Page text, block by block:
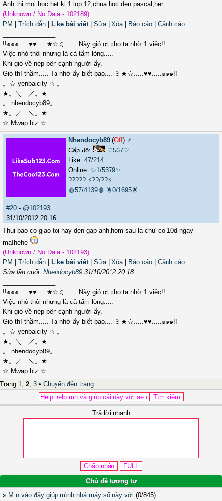
Anh thi moi hoc het ki 1 lop 12,chua hoc den pascal,her
(Unknown / No Data - 102189)
PM
Trích dẫn Like bài viết| Sửa| Xóa| Báo cáo
Cảnh cáo
!!๑๑๑.....♥♥.....★☆ミ ......Này gió ơi cho ta nhờ 1 việc!!
Việc nhỏ thôi nhưng là cả tấm lòng.....
Khi gió về nép bên cạnh người ấy,
Gió thì thầm..... Ta nhớ ấy biết bao.... ミ★☆.....♥♥.....๑๑๑!!
。☆ yenbaicity ☆ 。
★。＼｜／。★
。 nhendocyb89。
★。／｜＼。★
☆ Mwap.biz ☆
Nhendocyb89 (Off) ♂️
Cấp độ:
♡567♡
Like: 47/214
Online: ✨1/5379✨
????? ⚡??/??⚡
🩸57/4139🩸 🌟0/1695🌟
#20 - @102193
31/10/2012 20:16
Thui bao co giao toi nay den gap anh,hom sau la chu' co 10d ngay
ma!hehe
(Unknown / No Data - 102193)
PM
Trích dẫn Like bài viết| Sửa| Xóa| Báo cáo
Cảnh cáo
Sửa lần cuối: Nhendocyb89 31/10/2012 20:18
!!๑๑๑.....♥♥.....★☆ミ ......Này gió ơi cho ta nhờ 1 việc!!
Việc nhỏ thôi nhưng là cả tấm lòng.....
Khi gió về nép bên cạnh người ấy,
Gió thì thầm..... Ta nhớ ấy biết bao.... ミ★☆.....♥♥.....๑๑๑!!
。☆ yenbaicity ☆ 。
★。＼｜／。★
。 nhendocyb89。
★。／｜＼。★
☆ Mwap.biz ☆
Trang 1, 2, 3 • Chuyển đến trang
Trả lời nhanh
Chủ đề tương tự
» M.n vào đây giúp mình nhá máy số này với (0/845)